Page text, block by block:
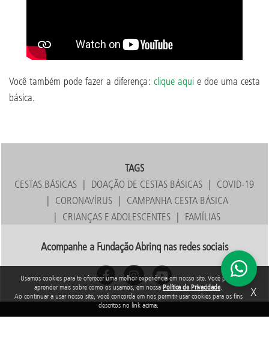
Usamos cookies para te oferecer uma melhor experiência em nosso site. Você pode
aprender mais sobre como os usamos, em nossaPolítica de Privacidade.
Ao continuar a usar nosso site, você concorda em nos permitir usar cookies para os fins
descritos no link acima.
X
Você também pode fazer a diferença: clique aqui e doe uma cesta
básica.
TAGS
CESTAS BÁSICAS
DOAÇÃO DE CESTAS BÁSICAS
COVID-19
CORONAVÍRUS
CAMPANHA CESTA BÁSICA
CRIANÇAS E ADOLESCENTES
FAMÍLIAS
Acompanhe a Fundação Abrinq nas redes sociais